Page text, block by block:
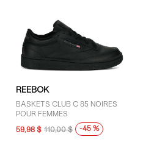
REEBOK
BASKETS CLUB C 85 NOIRES
POUR FEMMES
59,98 $ 110,00 $ -45 %